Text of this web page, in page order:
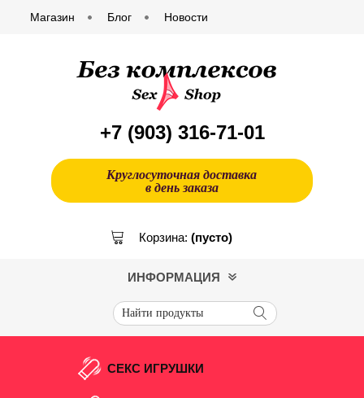
Магазин Блог Новости
+7 (903) 316-71-01
Круглосуточная доставка
в день заказа
Корзина: (пусто)
ИНФОРМАЦИЯ
СЕКС ИГРУШКИ